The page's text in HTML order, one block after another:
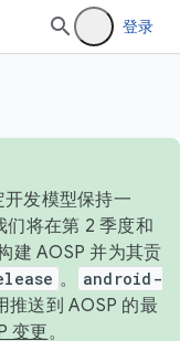
登录
发模型保持一
们将在第 2 季度和
建 AOSP 并为其贡
。
android-
推送到 AOSP 的最
变更。